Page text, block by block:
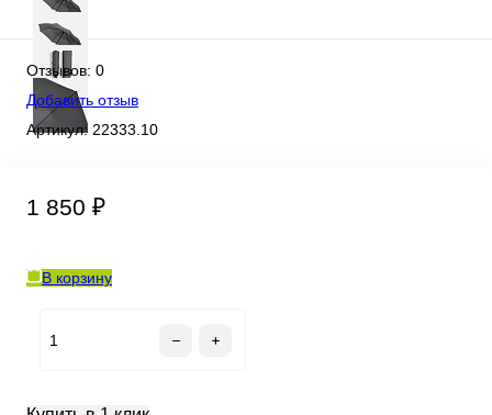
Отзывов: 0
Добавить отзыв
Артикул: 22333.10
1 850 ₽
В корзину